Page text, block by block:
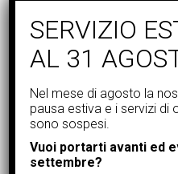
Proroga bando iscrizione
Unipegaso-Guida ai
2025/2026
Cerca in catalogo
Nel mese di agosto la
pausa estiva e i servizi di
sono sospesi.
Vuoi portarti avanti ed
settembre?